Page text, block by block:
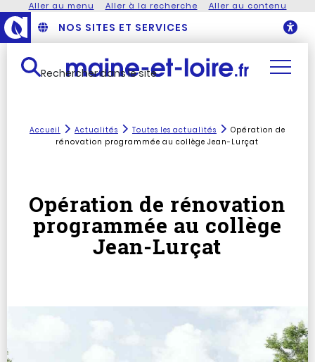
Aller au menu Aller à la recherche Aller au contenu
NOS SITES ET SERVICES
Rechercher dans le site
Accueil Actualités Toutes les actualités
Opération de
rénovation programmée au collège Jean-Lurçat
Opération de rénovation
programmée au collège
Jean-Lurçat